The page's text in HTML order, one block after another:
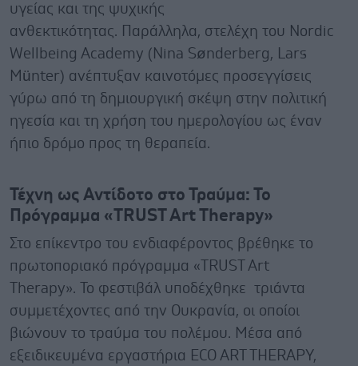
υγείας και της ψυχικής
ανθεκτικότητας. Παράλληλα, στελέχη του Nordic
Wellbeing Academy (Nina Sønderberg, Lars
Münter) ανέπτυξαν καινοτόμες προσεγγίσεις
γύρω από τη δημιουργική σκέψη στην πολιτική
ηγεσία και τη χρήση του ημερολογίου ως έναν
ήπιο δρόμο προς τη θεραπεία.
Τέχνη ως Αντίδοτο στο Τραύμα: Το
Πρόγραμμα «TRUST Art Therapy»
Στο επίκεντρο του ενδιαφέροντος βρέθηκε το
πρωτοποριακό πρόγραμμα «TRUST Art
Therapy». Το φεστιβάλ υποδέχθηκε τριάντα
συμμετέχοντες από την Ουκρανία, οι οποίοι
βιώνουν το τραύμα του πολέμου. Μέσα από
εξειδικευμένα εργαστήρια ECO ART THERAPY,